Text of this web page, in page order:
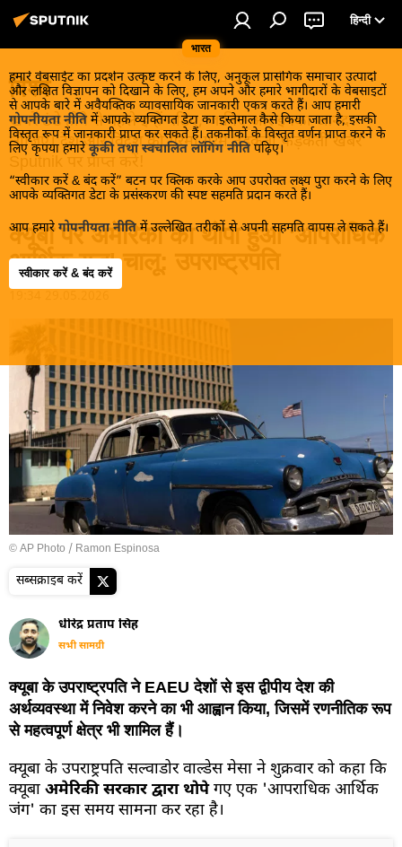
भारत
हिन्दी
हमारे वेबसाईट का प्रदर्शन उत्कृष्ट करने के लिए, अनुकूल प्रासंगिक समाचार उत्पादों
और लक्षित विज्ञापन को दिखाने के लिए, हम अपने और हमारे भागीदारों के वेबसाइटों
से आपके बारे में अवैयक्तिक व्यावसायिक जानकारी एकत्र करते हैं। आप हमारी
गोपनीयता नीति में आपके व्यक्तिगत डेटा का इस्तेमाल कैसे किया जाता है, इसकी
विस्तृत रूप में जानकारी प्राप्त कर सकते हैं। तकनीकों के विस्तृत वर्णन प्राप्त करने के
लिए कृपया हमारे कूकी तथा स्वचालित लॉगिंग नीति पढ़िए।
“स्वीकार करें & बंद करें” बटन पर क्लिक करके आप उपरोक्त लक्ष्य पुरा करने के लिए
आपके व्यक्तिगत डेटा के प्रसंस्करण की स्पष्ट सहमति प्रदान करते हैं।
आप हमारे गोपनीयता नीति में उल्लेखित तरीकों से अपनी सहमति वापस ले सकते हैं।
स्वीकार करें & बंद करें
विश्व
खबरें ठंडे होने से पहले इन्हें पढ़िए, जानिए और इनका आनंद
लीजिए। देश और विदेश की गरमा गरम तड़कती फड़कती खबरें
Sputnik पर प्राप्त करें!
क्यूबा पर अमेरिका का थोपा हुआ 'आपराधिक
आर्थिक युद्ध' चालू: उपराष्ट्रपति
© AP Photo / Ramon Espinosa
सब्सक्राइब करें
धीरेंद्र प्रताप सिंह
सभी सामग्री
क्यूबा के उपराष्ट्रपति ने EAEU देशों से इस द्वीपीय देश की
अर्थव्यवस्था में निवेश करने का भी आह्वान किया, जिसमें रणनीतिक रूप
से महत्वपूर्ण क्षेत्र भी शामिल हैं।
क्यूबा के उपराष्ट्रपति सल्वाडोर वाल्डेस मेसा ने शुक्रवार को कहा कि
क्यूबा अमेरिकी सरकार द्वारा थोपेगए एक 'आपराधिक आर्थिक
जंग' का इस समय सामना कर रहा है।